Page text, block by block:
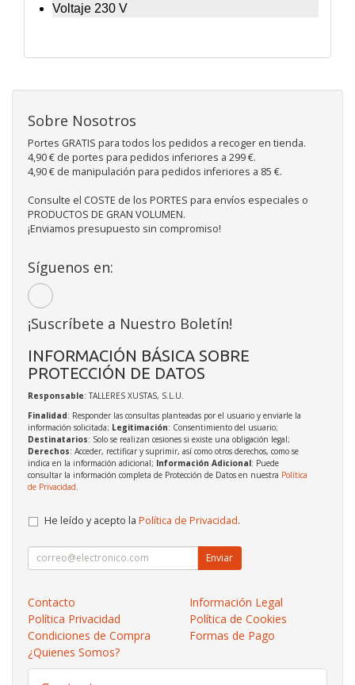
Voltaje 230 V
Sobre Nosotros
Portes GRATIS para todos los pedidos a recoger en tienda.
4,90 € de portes para pedidos inferiores a 299 €.
4,90 € de manipulación para pedidos inferiores a 85 €.
Consulte el COSTE de los PORTES para envíos especiales o
PRODUCTOS DE GRAN VOLUMEN.
¡Enviamos presupuesto sin compromiso!
Síguenos en:
¡Suscríbete a Nuestro Boletín!
INFORMACIÓN BÁSICA SOBRE
PROTECCIÓN DE DATOS
Responsable: TALLERES XUSTAS, S.L.U.
Finalidad: Responder las consultas planteadas por el usuario y enviarle la
información solicitada; Legitimación: Consentimiento del usuario;
Destinatarios: Solo se realizan cesiones si existe una obligación legal;
Derechos: Acceder, rectificar y suprimir, así como otros derechos, como se
indica en la información adicional; Información Adicional: Puede
consultar la información completa de Protección de Datos en nuestra Política
de Privacidad
He leído y acepto la Política de Privacidad.
Enviar
Contacto
Información Legal
Política Privacidad
Política de Cookies
Condiciones de Compra
Formas de Pago
¿Quienes Somos?